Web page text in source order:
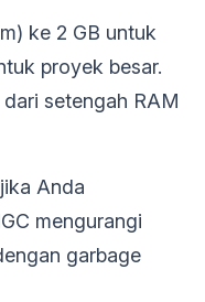
ke 2 GB untuk
proyek besar.
setengah RAM
jika Anda
mengurangi
garbage